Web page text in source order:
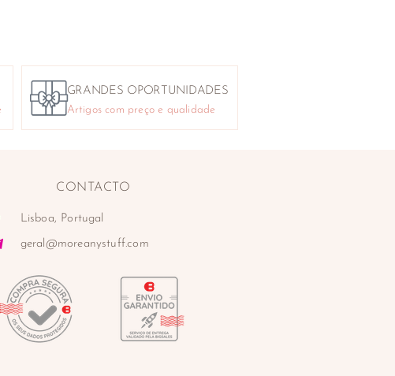
GRANDES OPORTUNIDADES
Artigos com preço e qualidade
CONTACTO
Lisboa, Portugal
geral@moreanystuff.com